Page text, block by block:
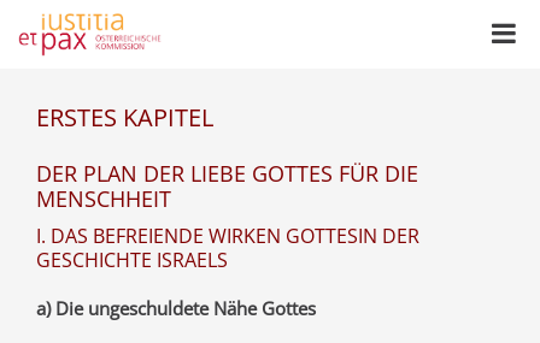
ERSTES KAPITEL
DER PLAN DER LIEBE GOTTES FÜR DIE
MENSCHHEIT
I. DAS BEFREIENDE WIRKEN GOTTESIN DER
GESCHICHTE ISRAELS
a) Die ungeschuldete Nähe Gottes